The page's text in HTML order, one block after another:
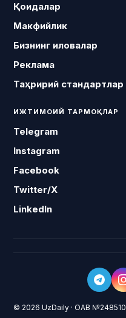
Қоидалар
Макфийлик
Бизнинг иловалар
Реклама
Таҳририй стандартлар
ИЖТИМОИЙ ТАРМОҚЛАР
Telegram
Instagram
Facebook
Twitter/X
LinkedIn
© 2026 UzDaily · ОАВ №248510